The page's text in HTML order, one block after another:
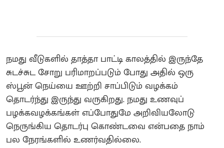
நமது வீடுகளில் தாத்தா பாட்டி காலத்தில் இருந்தே
சுடச்சுட சோறு பரிமாறப்படும் போது அதில் ஒரு
ஸ்பூன் நெய்யை ஊற்றி சாப்பிடும் வழக்கம்
தொடர்ந்து இருந்து வருகிறது. நமது உணவுப்
பழக்கவழக்கங்கள் எப்போதுமே அறிவியலோடு
நெருங்கிய தொடர்பு கொண்டவை என்பதை நாம்
பல நேரங்களில் உணர்வதில்லை.